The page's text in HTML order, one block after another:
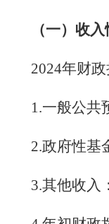
（一）收入
2024年财
1.一般公共
2.政府性基
3.其他收入 ：